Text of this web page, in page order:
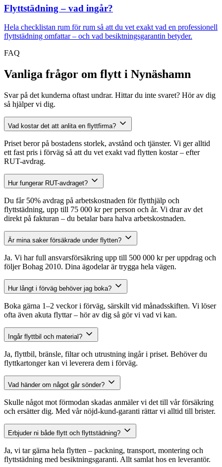
Flyttstädning – vad ingår?
Hela checklistan rum för rum så att du vet exakt vad en professionell
flyttstädning omfattar – och vad besiktningsgarantin betyder.
FAQ
Vanliga frågor om flytt i Nynäshamn
Svar på det kunderna oftast undrar. Hittar du inte svaret? Hör av dig
så hjälper vi dig.
Vad kostar det att anlita en flyttfirma?
Priset beror på bostadens storlek, avstånd och tjänster. Vi ger alltid
ett fast pris i förväg så att du vet exakt vad flytten kostar – efter
RUT-avdrag.
Hur fungerar RUT-avdraget?
Du får 50% avdrag på arbetskostnaden för flytthjälp och
flyttstädning, upp till 75 000 kr per person och år. Vi drar av det
direkt på fakturan – du betalar bara halva arbetskostnaden.
Är mina saker försäkrade under flytten?
Ja. Vi har full ansvarsförsäkring upp till 500 000 kr per uppdrag och
följer Bohag 2010. Dina ägodelar är trygga hela vägen.
Hur långt i förväg behöver jag boka?
Boka gärna 1–2 veckor i förväg, särskilt vid månadsskiften. Vi löser
ofta även akuta flyttar – hör av dig så gör vi vad vi kan.
Ingår flyttbil och material?
Ja, flyttbil, bränsle, filtar och utrustning ingår i priset. Behöver du
flyttkartonger kan vi leverera dem i förväg.
Vad händer om något går sönder?
Skulle något mot förmodan skadas anmäler vi det till vår försäkring
och ersätter dig. Med vår nöjd-kund-garanti rättar vi alltid till brister.
Erbjuder ni både flytt och flyttstädning?
Ja, vi tar gärna hela flytten – packning, transport, montering och
flyttstädning med besiktningsgaranti. Allt samlat hos en leverantör.